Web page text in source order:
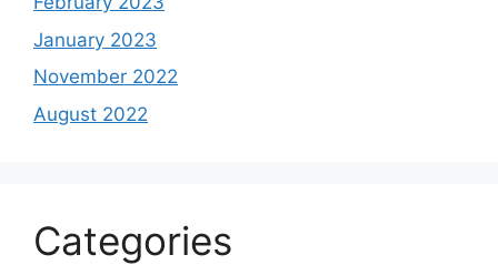
January 2023
November 2022
August 2022
Categories